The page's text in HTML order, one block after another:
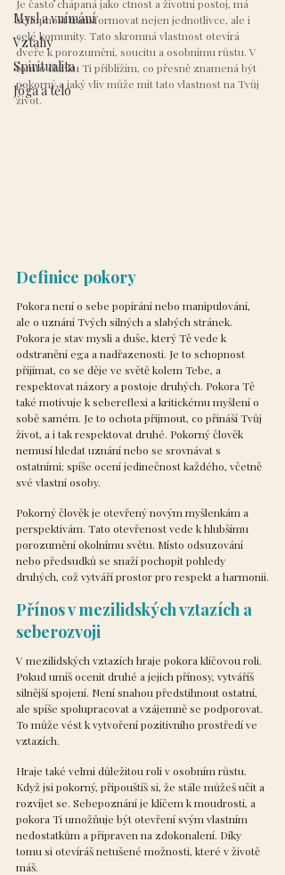
Mysl a vnímání
Vztahy
Spiritualita
Jóga a tělo
Je často chápaná jako ctnost a životní postoj, má
schopnost transformovat nejen jednotlivce, ale i
celé komunity. Tato skromná vlastnost otevírá
dveře k porozumění, soucitu a osobnímu růstu. V
tomto článku Ti přiblížím, co přesně znamená být
pokorný a jaký vliv může mít tato vlastnost na Tvůj
život.
Definice pokory
Pokora není o sebe popírání nebo manipulování,
ale o uznání Tvých silných a slabých stránek.
Pokora je stav mysli a duše, který Tě vede k
odstranění ega a nadřazenosti. Je to schopnost
přijímat, co se děje ve světě kolem Tebe, a
respektovat názory a postoje druhých. Pokora Tě
také motivuje k sebereflexi a kritickému myšlení o
sobě samém. Je to ochota přijmout, co přináší Tvůj
život, a i tak respektovat druhé. Pokorný člověk
nemusí hledat uznání nebo se srovnávat s
ostatními; spíše ocení jedinečnost každého, včetně
své vlastní osoby.
Pokorný člověk je otevřený novým myšlenkám a
perspektivám. Tato otevřenost vede k hlubšímu
porozumění okolnímu světu. Místo odsuzování
nebo předsudků se snaží pochopit pohledy
druhých, což vytváří prostor pro respekt a harmonii.
Přínos v mezilidských vztazích a
seberozvoji
V mezilidských vztazích hraje pokora klíčovou roli.
Pokud umíš ocenit druhé a jejich přínosy, vytváříš
silnější spojení. Není snahou předstihnout ostatní,
ale spíše spolupracovat a vzájemně se podporovat.
To může vést k vytvoření pozitivního prostředí ve
vztazích.
Hraje také velmi důležitou roli v osobním růstu.
Když jsi pokorný, připouštíš si, že stále můžeš učit a
rozvíjet se. Sebepoznání je klíčem k moudrosti, a
pokora Ti umožňuje být otevření svým vlastním
nedostatkům a připraven na zdokonalení. Díky
tomu si otevíráš netušené možnosti, které v životě
máš.